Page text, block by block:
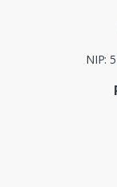
NIP: